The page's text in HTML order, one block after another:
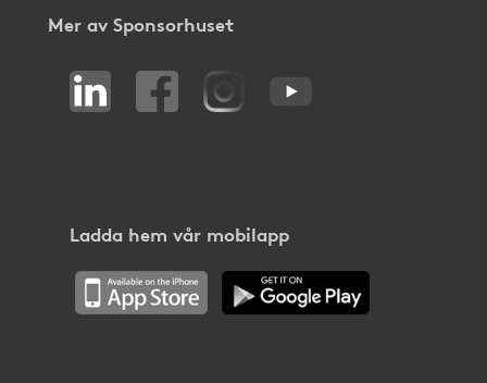
Mer av Sponsorhuset
Ladda hem vår mobilapp